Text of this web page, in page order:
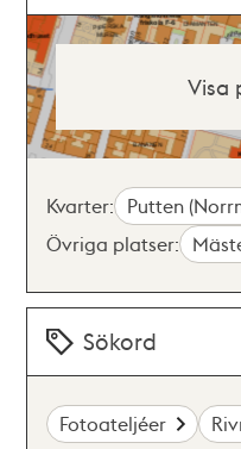
Visa
Kvarter: Putten
Övriga platser:
Sökord
Fotoateljéer